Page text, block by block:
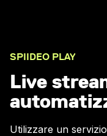
SPIIDEO PLAY
Live
Utilizzare un